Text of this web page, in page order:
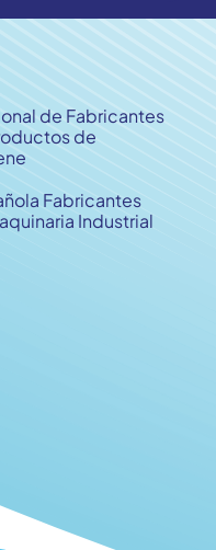
de Fabricantes
de
Fabricantes
Industrial